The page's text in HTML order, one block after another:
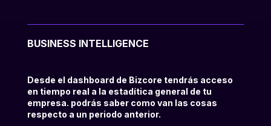
BUSINESS INTELLIGENCE
Desde el dashboard de Bizcore tendrás acceso
en tiempo real a la estadítica general de tu
empresa. podrás saber como van las cosas
respecto a un periodo anterior.